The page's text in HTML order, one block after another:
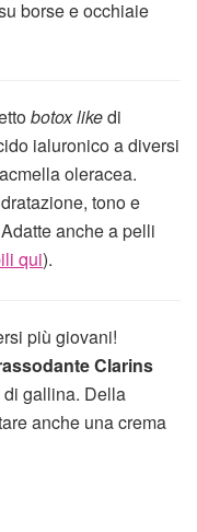
borse e occhiaie
botox likedi
ialuronico a diversi
oleracea.
tono e
anche a pelli
qui).
più giovani!
Clarins
di gallina. Della
anche una crema